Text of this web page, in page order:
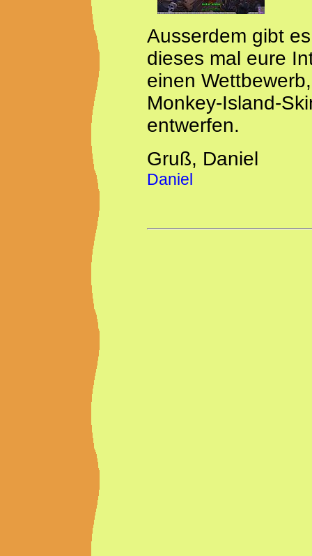
Ausserdem gibt
dieses mal eure
einen
Monkey-Island-
entwerfen.
Gruß, Daniel
Daniel